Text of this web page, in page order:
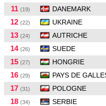
11 (19) DANEMARK
12 (22) UKRAINE
13 (24) AUTRICHE
14 (26) SUEDE
15 (27) HONGRIE
16 (29) PAYS DE
17 (31) POLOGNE
18 (34) SERBIE